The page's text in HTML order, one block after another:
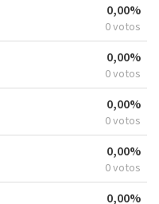
0,00%
0 votos
0,00%
0 votos
0,00%
0 votos
0,00%
0 votos
0,00%